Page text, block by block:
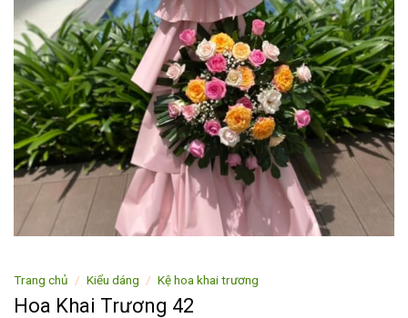
Trang chủ / Kiểu dáng / Kệ hoa khai trương
Hoa Khai Trương 42